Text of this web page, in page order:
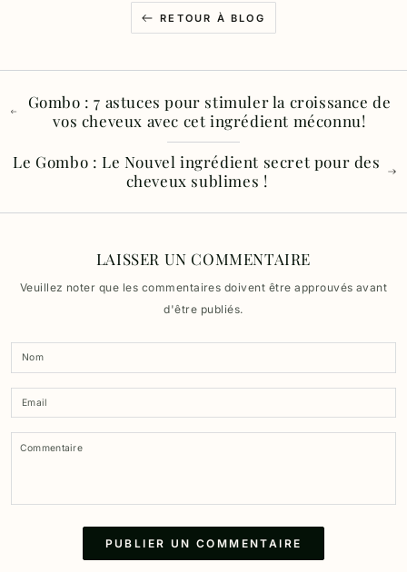
RETOUR À BLOG
Gombo : 7 astuces pour stimuler la croissance de
vos cheveux avec cet ingrédient méconnu!
Le Gombo : Le Nouvel ingrédient secret pour des
cheveux sublimes !
LAISSER UN COMMENTAIRE
Veuillez noter que les commentaires doivent être approuvés avant
d'être publiés.
Nom
Email
Commentaire
PUBLIER UN COMMENTAIRE